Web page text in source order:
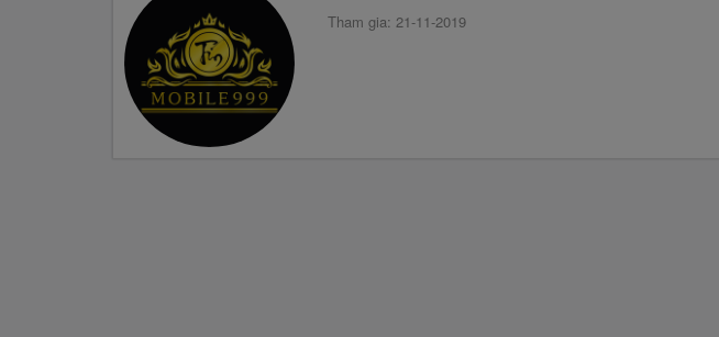
Tham gia: 21-11-2019